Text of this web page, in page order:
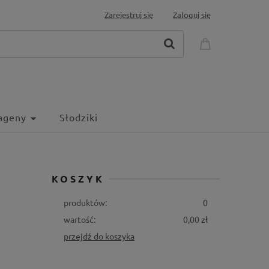
Zarejestruj się Zaloguj się
Słodziki
KOSZYK
produktów:
0
wartość:
0,00 zł
przejdź do koszyka